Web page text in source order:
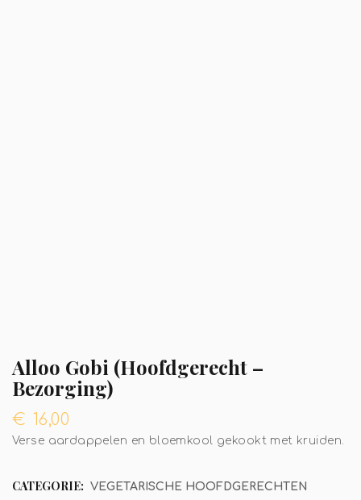
Alloo Gobi (Hoofdgerecht –
Bezorging)
€ 16,00
Verse aardappelen en bloemkool gekookt met kruiden.
CATEGORIE: VEGETARISCHE HOOFDGERECHTEN